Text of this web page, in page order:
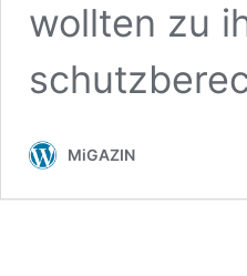
wollten zu
MiGAZIN